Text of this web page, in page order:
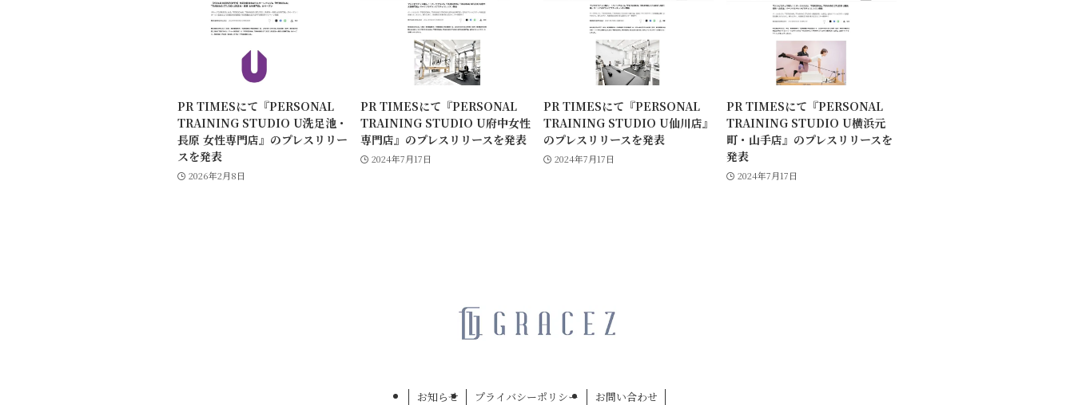
PR TIMESにて『PERSONAL
TRAINING STUDIO U洗足池・
長原 女性専門店』のプレスリリー
スを発表
2026年2月8日
PR TIMESにて『PERSONAL
TRAINING STUDIO U府中女性
専門店』のプレスリリースを発表
2024年7月17日
PR TIMESにて『PERSONAL
TRAINING STUDIO U仙川店』
のプレスリリースを発表
2024年7月17日
PR TIMESにて『PERSONAL
TRAINING STUDIO U横浜元
町・山手店』のプレスリリースを
発表
2024年7月17日
お知らせ プライバシーポリシー お問い合わせ